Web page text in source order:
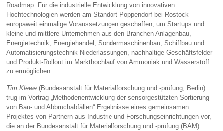
Roadmap. Für die industrielle Entwicklung von innovativen
Hochtechnologien werden am Standort Poppendorf bei Rostock
europaweit einmalige Voraussetzungen geschaffen, um Startups und
kleine und mittlere Unternehmen aus den Branchen Anlagenbau,
Energietechnik, Energiehandel, Sondermaschinenbau, Schiffbau und
Automatisierungstechnik Niederlassungen, nachhaltige Geschäftsfelder
und Produkt-Rollout im Markthochlauf von Ammoniak und Wasserstoff
zu ermöglichen.
Tim Klewe (Bundesanstalt für Materialforschung und -prüfung, Berlin)
trug im Vortrag „Methodenentwicklung der sensorgestützten Sortierung
von Bau- und Abbruchabfällen“ Ergebnisse eines gemeinsamen
Projektes von Partnern aus Industrie und Forschungseinrichtungen vor,
die an der Bundesanstalt für Materialforschung und -prüfung (BAM)